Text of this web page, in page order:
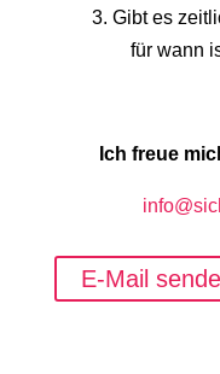
3. Gibt es
für wann
Ich freue
E-Mail